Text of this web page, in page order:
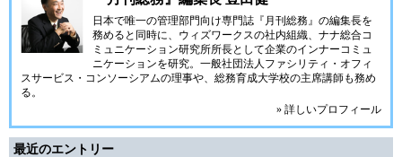
日本で唯一の管理部門向け専門誌『月刊総務』の編集長を
務めると同時に、ウィズワークスの社内組織、ナナ総合コ
ミュニケーション研究所所長として企業のインナーコミュ
ニケーションを研究。一般社団法人ファシリティ・オフィ
スサービス・コンソーシアムの理事や、総務育成大学校の主席講師も務め
る。
» 詳しいプロフィール
最近のエントリー